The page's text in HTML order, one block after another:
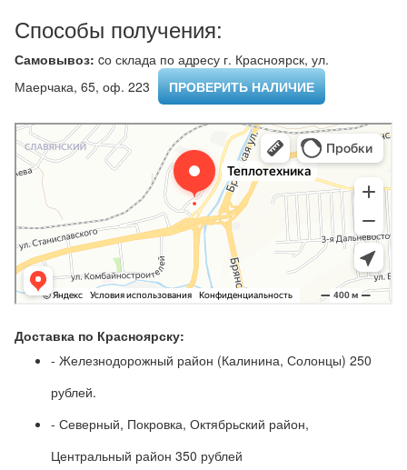
Способы получения:
Самовывоз: cо склада по адресу г. Красноярск, ул.
Маерчака, 65, оф. 223 ​
ПРОВЕРИТЬ НАЛИЧИЕ
Доставка по Красноярску:
- Железнодорожный район (Калинина, Солонцы) 250
рублей.
- Северный, Покровка, Октябрьский район,
Центральный район 350 рублей